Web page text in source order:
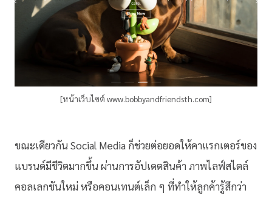
[หน้าเว็บไซต์ www.bobbyandfriendsth.com]
ขณะเดียวกัน Social Media ก็ช่วยต่อยอดให้คาแรกเตอร์ของ
แบรนด์มีชีวิตมากขึ้น ผ่านการอัปเดตสินค้า ภาพไลฟ์สไตล์
คอลเลกชันใหม่ หรือคอนเทนต์เล็ก ๆ ที่ทำให้ลูกค้ารู้สึกว่า